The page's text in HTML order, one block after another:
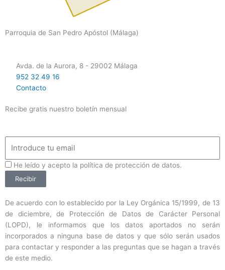
Parroquia de San Pedro Apóstol (Málaga)
Avda. de la Aurora, 8 - 29002 Málaga
952 32 49 16
Contacto
Recibe gratis nuestro boletín mensual
ProteccionDatos
He leído y acepto la política de protección de datos.
Recibir
De acuerdo con lo establecido por la Ley Orgánica 15/1999, de 13
de diciembre, de Protección de Datos de Carácter Personal
(LOPD), le informamos que los datos aportados no serán
incorporados a ninguna base de datos y que sólo serán usados
para contactar y responder a las preguntas que se hagan a través
de este medio.